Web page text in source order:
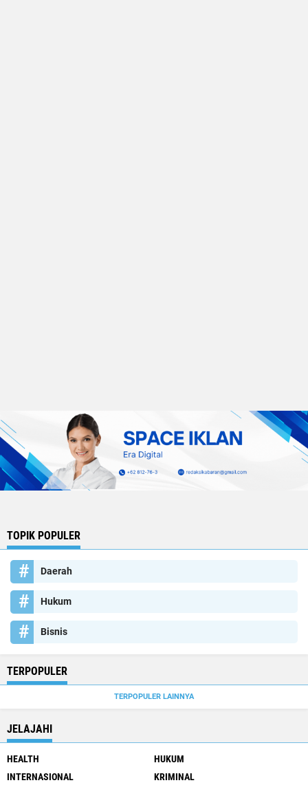
TOPIK POPULER
Daerah
Hukum
Bisnis
TERPOPULER
TERPOPULER LAINNYA
JELAJAHI
HEALTH
HUKUM
INTERNASIONAL
KRIMINAL